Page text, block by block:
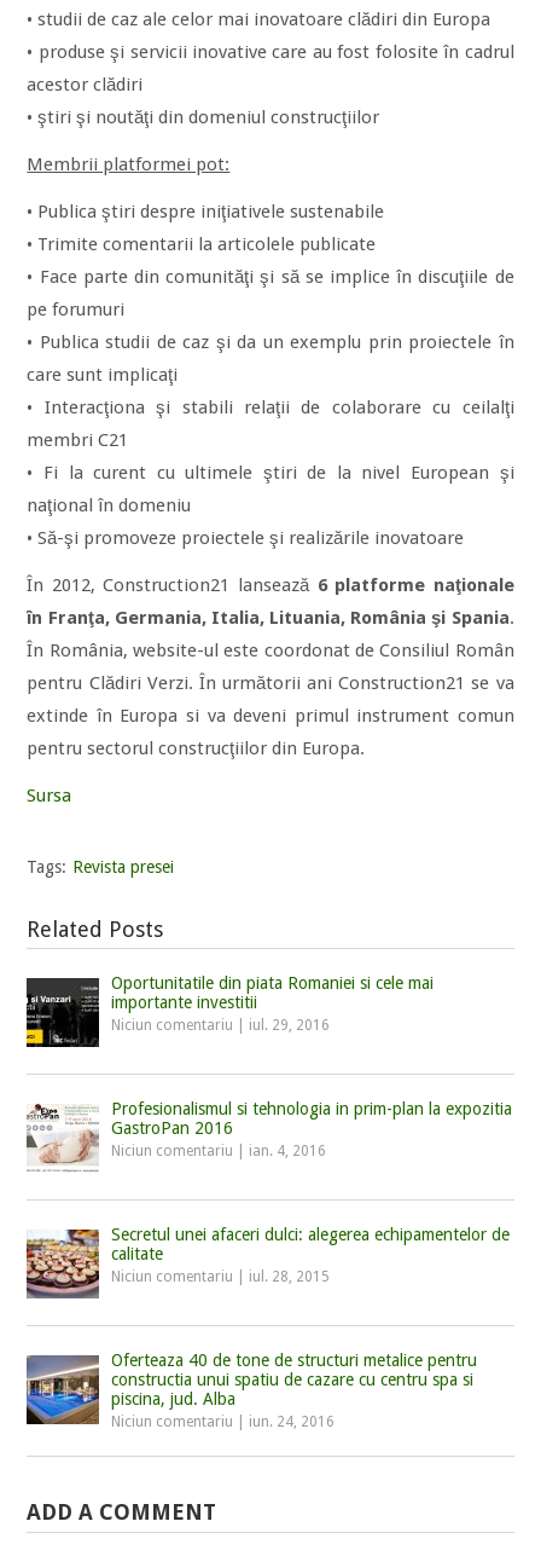
• studii de caz ale celor mai inovatoare clădiri din Europa
• produse şi servicii inovative care au fost folosite în cadrul
acestor clădiri
• ştiri şi noutăţi din domeniul construcţiilor
Membrii platformei pot:
• Publica ştiri despre iniţiativele sustenabile
• Trimite comentarii la articolele publicate
• Face parte din comunităţi şi să se implice în discuţiile de
pe forumuri
• Publica studii de caz şi da un exemplu prin proiectele în
care sunt implicaţi
• Interacţiona şi stabili relaţii de colaborare cu ceilalţi
membri C21
• Fi la curent cu ultimele ştiri de la nivel European şi
naţional în domeniu
• Să-şi promoveze proiectele şi realizările inovatoare
În 2012, Construction21 lansează 6 platforme naţionale
în Franţa, Germania, Italia, Lituania, România şi Spania.
În România, website-ul este coordonat de Consiliul Român
pentru Clădiri Verzi. În următorii ani Construction21 se va
extinde în Europa si va deveni primul instrument comun
pentru sectorul construcţiilor din Europa.
Sursa
Tags: Revista presei
Related Posts
Oportunitatile din piata Romaniei si cele mai
importante investitii
Niciun comentariu iul. 29, 2016
Profesionalismul si tehnologia in prim-plan la expozitia
GastroPan 2016
Niciun comentariu ian. 4, 2016
Secretul unei afaceri dulci: alegerea echipamentelor de
calitate
Niciun comentariu iul. 28, 2015
Oferteaza 40 de tone de structuri metalice pentru
constructia unui spatiu de cazare cu centru spa si
piscina, jud. Alba
Niciun comentariu iun. 24, 2016
ADD A COMMENT